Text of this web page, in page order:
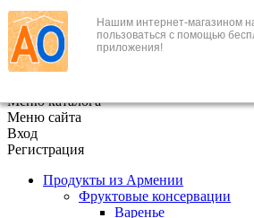
Нашим интернет-магазином
пользоваться с помощью
приложения!
+7 (495) 646-888-1
В корзине
Меню каталога
Меню сайта
Вход
Регистрация
Продукты из Армении
Фруктовые консервации
Варенье